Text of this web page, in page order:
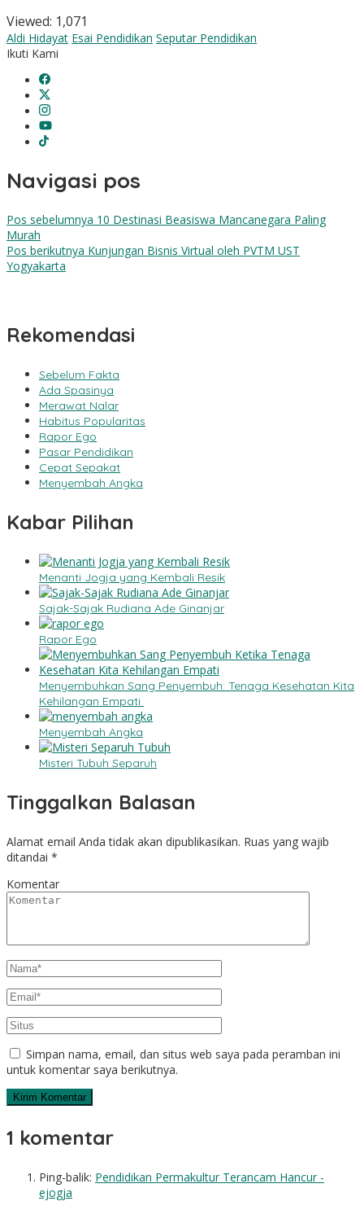
Viewed: 1,071
Aldi Hidayat Esai Pendidikan Seputar Pendidikan
Ikuti Kami
Navigasi pos
Pos sebelumnya 10 Destinasi Beasiswa Mancanegara Paling
Murah
Pos berikutnya Kunjungan Bisnis Virtual oleh PVTM UST
Yogyakarta
Rekomendasi
Sebelum Fakta
Ada Spasinya
Merawat Nalar
Habitus Popularitas
Rapor Ego
Pasar Pendidikan
Cepat Sepakat
Menyembah Angka
Kabar Pilihan
Menanti Jogja yang Kembali Resik
Sajak-Sajak Rudiana Ade Ginanjar
Rapor Ego
Menyembuhkan Sang Penyembuh: Tenaga Kesehatan Kita
Kehilangan Empati
Menyembah Angka
Misteri Tubuh Separuh
Tinggalkan Balasan
Alamat email Anda tidak akan dipublikasikan. Ruas yang wajib
ditandai *
Komentar
Simpan nama, email, dan situs web saya pada peramban ini
untuk komentar saya berikutnya.
1 komentar
Ping-balik: Pendidikan Permakultur Terancam Hancur -
ejogja